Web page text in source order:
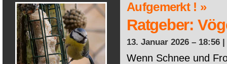
Aufgemerkt ! »
Ratgeber:
13. Januar 2026 – 18:56 |
Wenn Schnee und